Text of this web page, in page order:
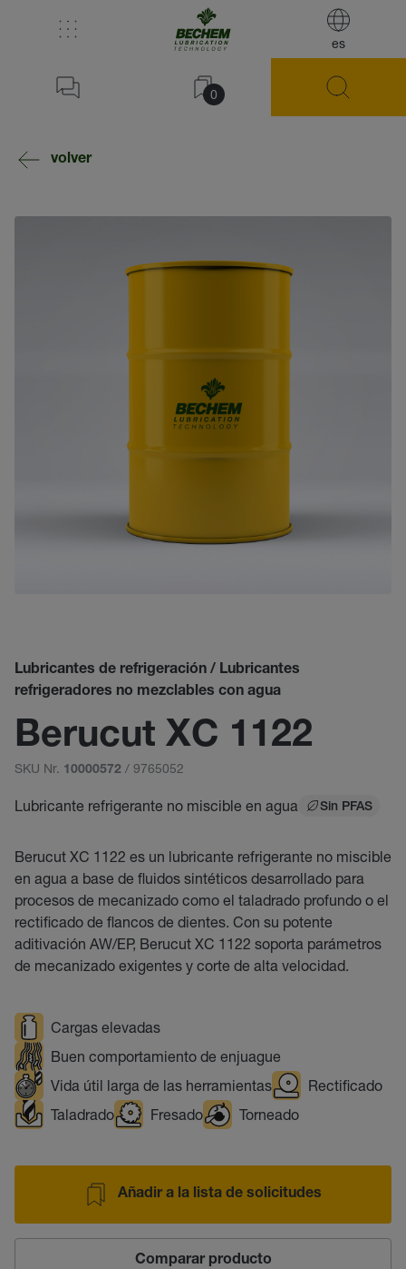
es
0
volver
Lubricantes de refrigeración / Lubricantes
refrigeradores no mezclables con agua
Berucut XC 1122
SKU Nr. 10000572 / 9765052
Lubricante refrigerante no miscible en agua Sin PFAS
Berucut XC 1122 es un lubricante refrigerante no miscible
en agua a base de fluidos sintéticos desarrollado para
procesos de mecanizado como el taladrado profundo o el
rectificado de flancos de dientes. Con su potente
aditivación AW/EP, Berucut XC 1122 soporta parámetros
de mecanizado exigentes y corte de alta velocidad.
Cargas elevadas
Buen comportamiento de enjuague
Vida útil larga de las herramientas
Rectificado
Taladrado
Fresado Torneado
Añadir a la lista de solicitudes
Comparar producto